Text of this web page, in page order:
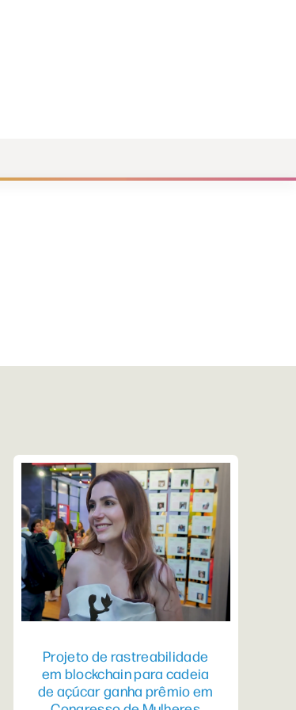
Projeto de rastreabilidade
em blockchain para cadeia
de açúcar ganha prêmio em